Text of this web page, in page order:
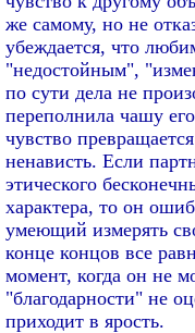
же самому, но не
убеждается, что
"недостойным",
по сути дела не
переполнила чашу
чувство
ненависть. Если
этического
характера, то он
умеющий измерять
конце концов все
момент, когда он не
"благодарности" не
приходит в ярость.